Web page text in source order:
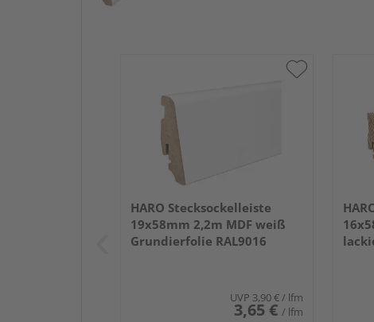
HARO Stecksockelleiste
19x58mm 2,2m MDF weiß
Grundierfolie RAL9016
UVP 3,90 €/ lfm
3,65 € / lfm